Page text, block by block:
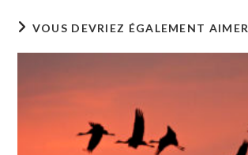
VOUS DEVRIEZ ÉGALEMENT AIMER